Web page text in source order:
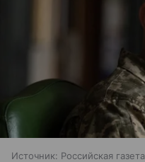
Источник: Российская газета